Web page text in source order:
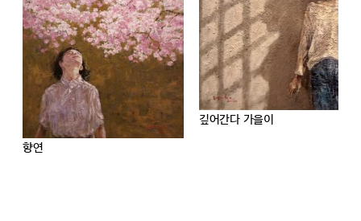
깊어간다 가을이